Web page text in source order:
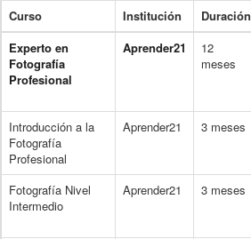
Curso Institución Duración
Experto en
Fotografía
Profesional
Aprender21
12
meses
Introducción a la
Fotografía
Profesional
Aprender21 3 meses
Fotografía Nivel
Intermedio
Aprender21 3 meses